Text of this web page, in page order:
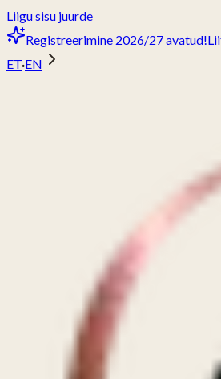
Liigu sisu juurde
Registreerimine 2026/27 avatud!
ET·EN